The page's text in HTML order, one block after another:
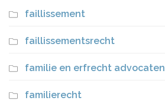
faillissement
faillissementsrecht
familie en erfrecht advocaten
familierecht